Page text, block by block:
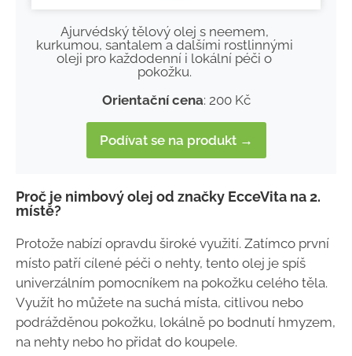
Ajurvédský tělový olej s neemem,
kurkumou, santalem a dalšími rostlinnými
oleji pro každodenní i lokální péči o
pokožku.
Orientační cena: 200 Kč
Podívat se na produkt →
Proč je nimbový olej od značky EcceVita na 2.
místě?
Protože nabízí opravdu široké využití. Zatímco první
místo patří cílené péči o nehty, tento olej je spíš
univerzálním pomocníkem na pokožku celého těla.
Využít ho můžete na suchá místa, citlivou nebo
podrážděnou pokožku, lokálně po bodnutí hmyzem,
na nehty nebo ho přidat do koupele.